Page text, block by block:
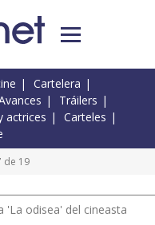
Cartelera
Tráilers
actrices
Carteles
de 19
odisea' del cineasta